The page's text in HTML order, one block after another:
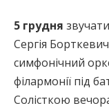
5 грудня
Сергія
симфонічний
філармонії під
Солісткою